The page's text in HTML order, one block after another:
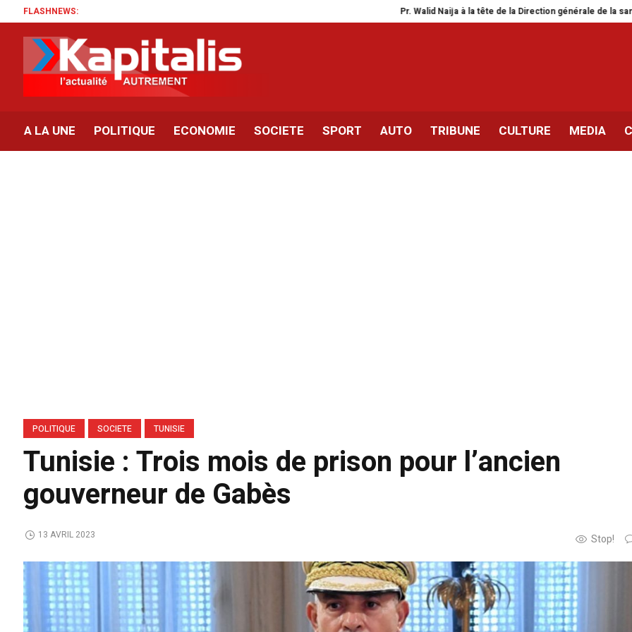
FLASHNEWS: Pr. Walid Naija à la tête de la Direction générale de la santé OM –
A LA UNE POLITIQUE ECONOMIE SOCIETE SPORT AUTO TRIBUNE CULTURE MEDIA
POLITIQUE SOCIETE TUNISIE
Tunisie : Trois mois de prison pour l’ancien
gouverneur de Gabès
Stop!
13 AVRIL 2023